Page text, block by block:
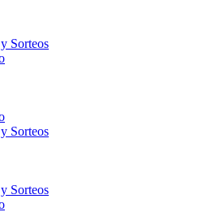
Sorteos
Sorteos
Sorteos